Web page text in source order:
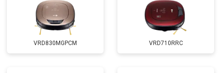
VRD830MGPCM VRD710RRC